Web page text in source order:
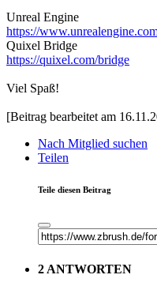
Unreal Engine
https://
Quixel Bridge
https://quixel.com/bridge
Viel Spaß!
[Beitrag bearbeitet am
Nach Mitglied suchen
Teilen
Teile diesen Beitrag
2 ANTWORTEN